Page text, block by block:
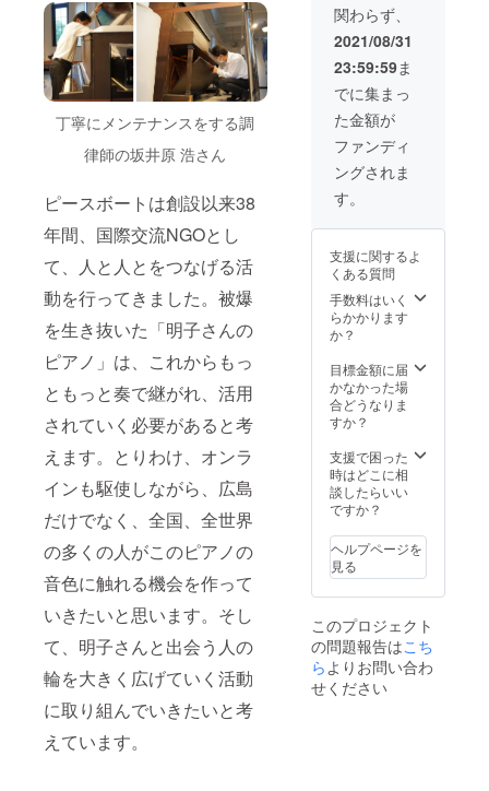
丁寧にメンテナンスをする調
律師の坂井原 浩さん
ピースボートは創設以来38
年間、国際交流NGOとし
て、人と人とをつなげる活
動を行ってきました。被爆
を生き抜いた「明子さんの
ピアノ」は、これからもっ
ともっと奏で継がれ、活用
されていく必要があると考
えます。とりわけ、オンラ
インも駆使しながら、広島
だけでなく、全国、全世界
の多くの人がこのピアノの
音色に触れる機会を作って
いきたいと思います。そし
て、明子さんと出会う人の
輪を大きく広げていく活動
に取り組んでいきたいと考
えています。
関わらず、
2021/08/31
23:59:59ま
でに集まっ
た金額が
ファンディ
ングされま
す。
支援に関するよ
くある質問
手数料はいく
らかかります
か？
目標金額に届
かなかった場
合どうなりま
すか？
支援で困った
時はどこに相
談したらいい
ですか？
ヘルプページを
見る
このプロジェクト
の問題報告はこち
ら よりお問い合わ
せください